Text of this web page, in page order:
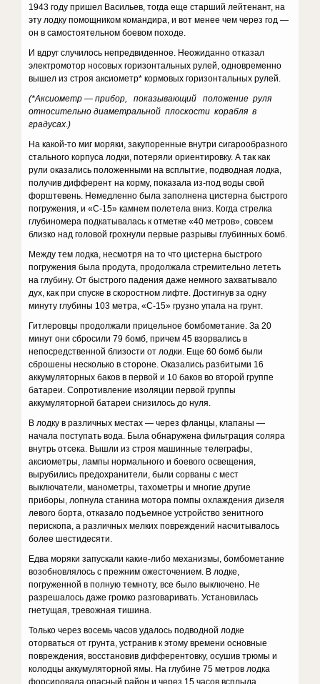
1943 году пришел Васильев, тогда еще старший лейтенант, на
эту лодку помощником командира, и вот менее чем через год —
он в самостоятельном боевом походе.
И вдруг случилось непредвиденное. Неожиданно отказал
электромотор носовых горизонтальных рулей, одновременно
вышел из строя аксиометр* кормовых горизонтальных рулей.
(*Аксиометр — прибор, показывающий положение руля
относительно диаметральной плоскости корабля в
градусах.)
На какой-то миг моряки, закупоренные внутри сигарообразного
стального корпуса лодки, потеряли ориентировку. А так как
рули оказались положенными на всплытие, подводная лодка,
получив дифферент на корму, показала из-под воды свой
форштевень. Немедленно была заполнена цистерна быстрого
погружения, и «С-15» камнем полетела вниз. Когда стрелка
глубиномера подкатывалась к отметке «40 метров», совсем
близко над головой грохнули первые разрывы глубинных бомб.
Между тем лодка, несмотря на то что цистерна быстрого
погружения была продута, продолжала стремительно лететь
на глубину. От быстрого падения даже немного захватывало
дух, как при спуске в скоростном лифте. Достигнув за одну
минуту глубины 103 метра, «С-15» грузно упала на грунт.
Гитлеровцы продолжали прицельное бомбометание. За 20
минут они сбросили 79 бомб, причем 45 взорвались в
непосредственной близости от лодки. Еще 60 бомб были
сброшены несколько в стороне. Оказались разбитыми 16
аккумуляторных баков в первой и 10 баков во второй группе
батареи. Сопротивление изоляции первой группы
аккумуляторной батареи снизилось до нуля.
В лодку в различных местах — через фланцы, клапаны —
начала поступать вода. Была обнаружена фильтрация соляра
внутрь отсека. Вышли из строя машинные телеграфы,
аксиометры, лампы нормального и боевого освещения,
вырубились предохранители, были сорваны с мест
выключатели, манометры, тахометры и многие другие
приборы, лопнула станина мотора помпы охлаждения дизеля
левого борта, отказало подъемное устройство зенитного
перископа, а различных мелких повреждений насчитывалось
более шестидесяти.
Едва моряки запускали какие-либо механизмы, бомбометание
возобновлялось с прежним ожесточением. В лодке,
погруженной в полную темноту, все было выключено. Не
разрешалось даже громко разговаривать. Установилась
гнетущая, тревожная тишина.
Только через восемь часов удалось подводной лодке
оторваться от грунта, устранив к этому времени основные
повреждения, восстановив дифферентовку, осушив трюмы и
колодцы аккумуляторной ямы. На глубине 75 метров лодка
форсировала опасный район и через 15 часов всплыла